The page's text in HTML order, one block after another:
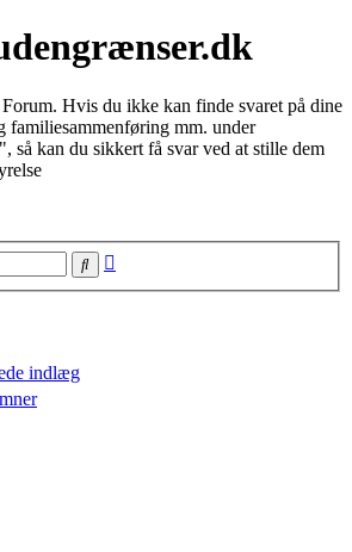
Hvis du ikke kan finde svaret på dine
familiesammenføring mm. under
så kan du sikkert få svar ved at stille dem
Søg
indlæg